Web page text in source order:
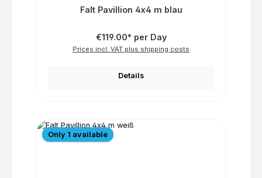
Falt Pavillion 4x4 m blau
€119.00* per Day
Prices incl. VAT plus shipping costs
Details
Only 1 available